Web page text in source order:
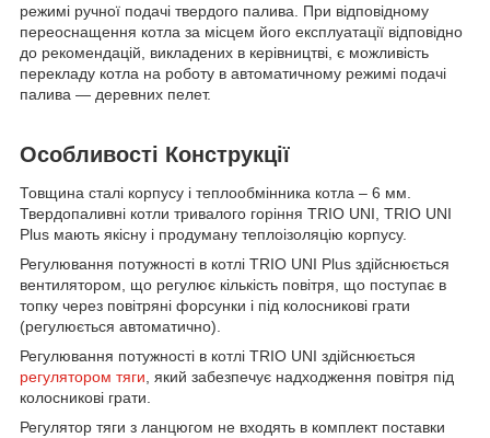
режимі ручної подачі твердого палива. При відповідному
переоснащення котла за місцем його експлуатації відповідно
до рекомендацій, викладених в керівництві, є можливість
перекладу котла на роботу в автоматичному режимі подачі
палива — деревних пелет.
Особливості Конструкції
Товщина сталі корпусу і теплообмінника котла – 6 мм.
Твердопаливні котли тривалого горіння TRIO UNI, TRIO UNI
Plus мають якісну і продуману теплоізоляцію корпусу.
Регулювання потужності в котлі TRIO UNI Plus здійснюється
вентилятором, що регулює кількість повітря, що поступає в
топку через повітряні форсунки і під колосникові грати
(регулюється автоматично).
Регулювання потужності в котлі TRIO UNI здійснюється
регулятором тяги, який забезпечує надходження повітря під
колосникові грати.
Регулятор тяги з ланцюгом не входять в комплект поставки